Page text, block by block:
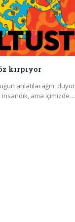
kırpıyor
anlatılacağını
insandık, ama içimizde…